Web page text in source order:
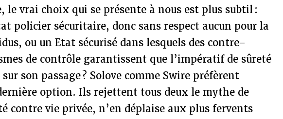
le vrai choix qui se présente à nous est plus subtil :
policier sécuritaire, donc sans respect aucun pour la
ou un Etat sécurisé dans lesquels des contre-
de contrôle garantissent que l’impératif de sûreté
son passage ? Solove comme Swire préfèrent
option. Ils rejettent tous deux le mythe de
contre vie privée, n’en déplaise aux plus fervents